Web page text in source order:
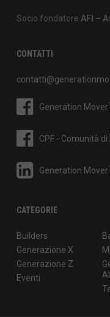
Socio fondatore AFI –
CONTATTI
Generation Mover
CPF - Comunità
Generation Mover
CATEGORIE
Builders
Generazione X
Generazione Z
Eventi